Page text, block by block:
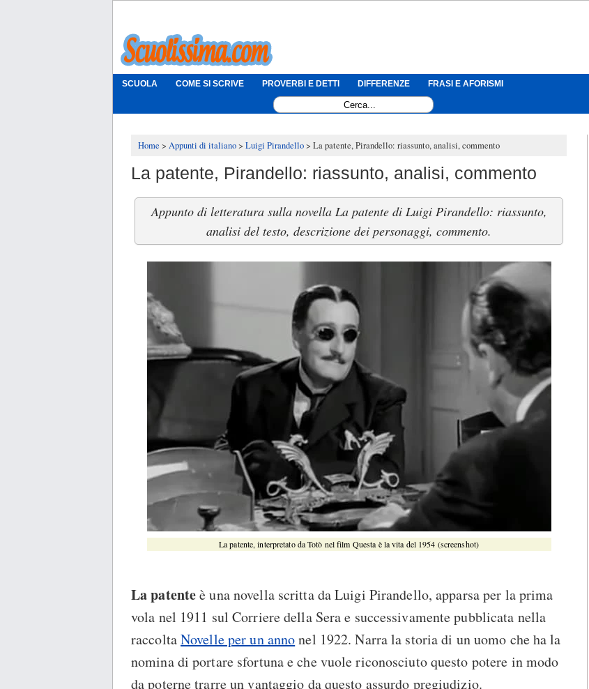
SCUOLA COME SI SCRIVE PROVERBI E DETTI DIFFERENZE FRASI E AFORISMI
Home Appunti di italiano Luigi Pirandello La patente, Pirandello: riassunto, analisi, commento
La patente, Pirandello: riassunto, analisi, commento
Appunto di letteratura sulla novella La patente di Luigi Pirandello: riassunto,
analisi del testo, descrizione dei personaggi, commento.
La patente, interpretato da Totò nel film Questa è la vita del 1954 (screenshot)
La patenteè una novella scritta da Luigi Pirandello, apparsa per la prima
vola nel 1911 sul Corriere della Sera e successivamente pubblicata nella
raccoltaNovelle per un annonel 1922. Narra la storia di un uomo che ha la
nomina di portare sfortuna e che vuole riconosciuto questo potere in modo
da poterne trarre un vantaggio da questo assurdo pregiudizio.